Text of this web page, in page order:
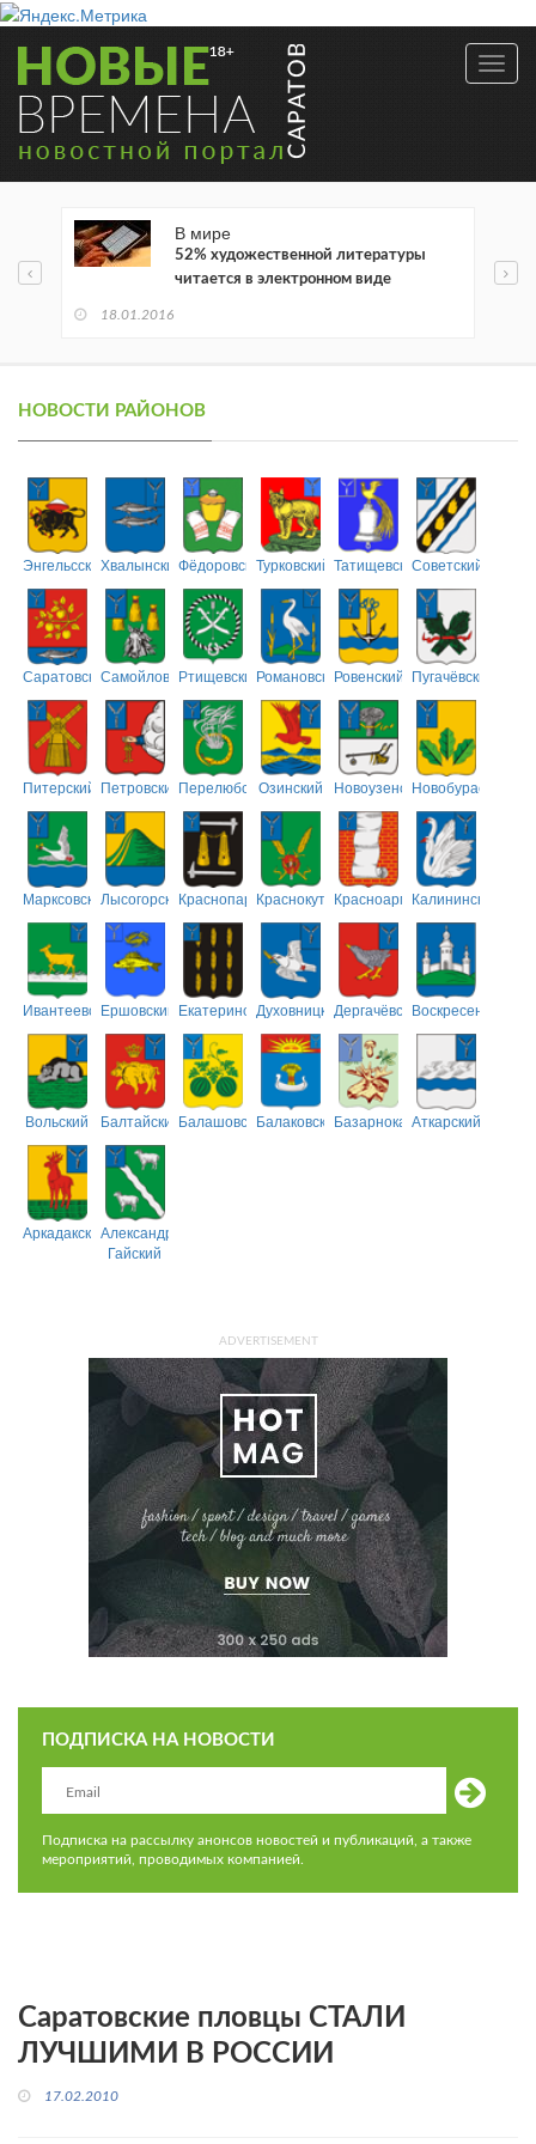
В мире
52% художественной литературы
читается в электронном виде
18.01.2016
НОВОСТИ РАЙОНОВ
ЭнгельсскийХвалынскийФёдоровскийТурковский ТатищевскийСоветский
СаратовскийСамойловскийРтищевскийРомановскийРовенский Пугачёвский
Питерский ПетровскийПерелюбскийОзинский НовоузенскийНовобурасский
МарксовскийЛысогорскийКраснопартизанский
КраснокутскийКрасноармейский
Калининский
ИвантеевскийЕршовский ЕкатериновскийДуховницкийДергачёвскийВоскресенский
Вольский БалтайскийБалашовскийБалаковскийБазарнокарабулакский
Аткарский
АркадакскийАлександрово-
Гайский
ADVERTISEMENT
ПОДПИСКА НА НОВОСТИ
Подписка на рассылку анонсов новостей и публикаций, а также
мероприятий, проводимых компанией.
Саратовские пловцы СТАЛИ
ЛУЧШИМИ В РОССИИ
17.02.2010